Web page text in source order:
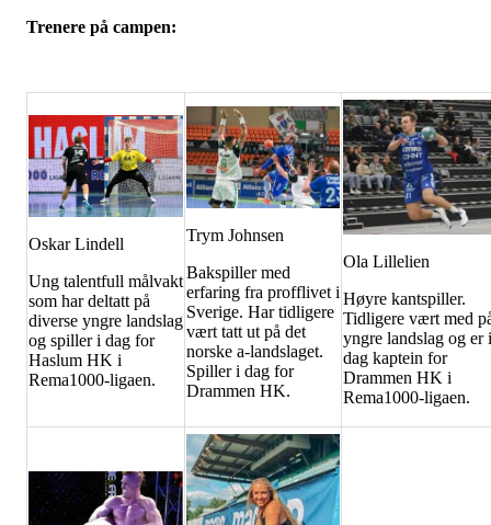
Trenere på campen:
Oskar Lindell
Ung talentfull målvakt
som har deltatt på
diverse yngre landslag
og spiller i dag for
Haslum HK i
Rema1000-ligaen.
Trym Johnsen
Bakspiller med
erfaring fra profflivet i
Sverige. Har tidligere
vært tatt ut på det
norske a-landslaget.
Spiller i dag for
Drammen HK.
Ola Lillelien
Høyre kantspiller.
Tidligere vært med
yngre landslag og er i
dag kaptein for
Drammen HK i
Rema1000-ligaen.